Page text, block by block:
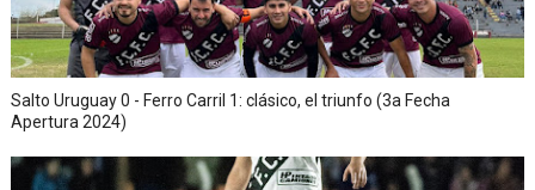
Salto Uruguay 0 - Ferro Carril 1: clásico, el triunfo (3a Fecha
Apertura 2024)